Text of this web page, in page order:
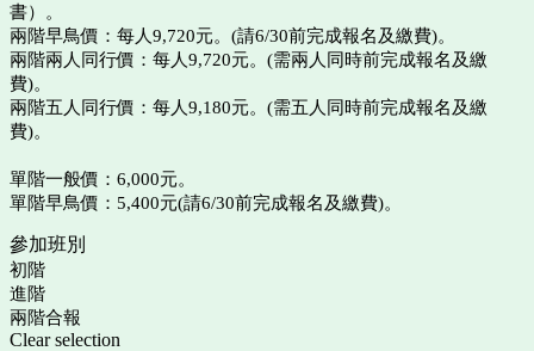
書）。
兩階早鳥價：每人9,720元。(請6/30前完成報名及繳費)。
兩階兩人同行價：每人9,720元。(需兩人同時前完成報名及繳
費)。
兩階五人同行價：每人9,180元。(需五人同時前完成報名及繳
費)。
單階一般價：6,000元。
單階早鳥價：5,400元(請6/30前完成報名及繳費)。
參加班別
初階
進階
兩階合報
Clear selection